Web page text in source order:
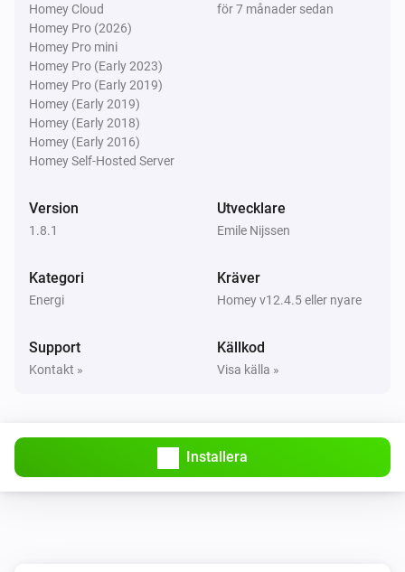
EV Charger
Laddar
EV Charger
Laddningsstatus för EV-laddaren är
Då...
Avsluta laddning
Homey Cloud
Homey Pro (2026)
Homey Pro mini
Homey Pro (Early 2023)
Homey Pro (Early 2019)
Homey (Early 2019)
Homey (Early 2018)
Homey (Early 2016)
Homey Self-Hosted Server
för 7 månader sedan
Version
1.8.1
Utvecklare
Emile Nijssen
Kategori
Energi
Kräver
Homey v12.4.5 eller nyare
Support
Kontakt »
Källkod
Visa källa »
Installera